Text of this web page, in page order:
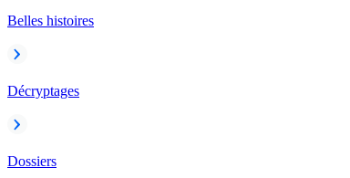
Belles histoires
Décryptages
Dossiers